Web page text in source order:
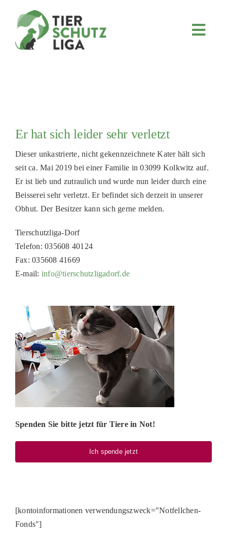
FÖRDERN & VERERBEN
KOOPERATIONEN
4KIDS
TIERHEIMTIERE
HELFER WERDEN
Er hat sich leider sehr verletzt
Dieser unkastrierte, nicht gekennzeichnete Kater hält sich
seit ca. Mai 2019 bei einer Familie in 03099 Kolkwitz auf.
Er ist lieb und zutraulich und wurde nun leider durch eine
Beisserei sehr verletzt. Er befindet sich derzeit in unserer
Obhut. Der Besitzer kann sich gerne melden.
Tierschutzliga-Dorf
Telefon: 035608 40124
Fax: 035608 41669
E-mail: info@tierschutzligadorf.de
Spenden Sie bitte jetzt für Tiere in Not!
Ich spende jetzt
[kontoinformationen verwendungszweck="Notfellchen-
Fonds"]